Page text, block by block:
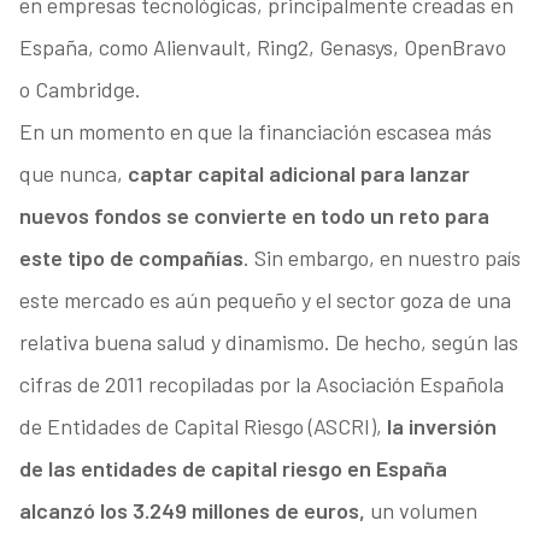
en empresas tecnológicas, principalmente creadas en
España, como Alienvault, Ring2, Genasys, OpenBravo
o Cambridge.
En un momento en que la financiación escasea más
que nunca, captar capital adicional para lanzar
nuevos fondos se convierte en todo un reto para
este tipo de compañías. Sin embargo, en nuestro país
este mercado es aún pequeño y el sector goza de una
relativa buena salud y dinamismo. De hecho, según las
cifras de 2011 recopiladas por la Asociación Española
de Entidades de Capital Riesgo (ASCRI), la inversión
de las entidades de capital riesgo en España
alcanzó los 3.249 millones de euros, un volumen